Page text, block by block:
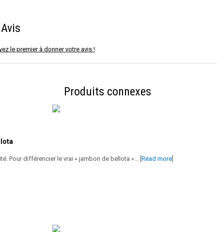
Avis
le premier à donner votre avis !
Produits connexes
Pour différencier le vrai « jambon de bellota »... [ Read more